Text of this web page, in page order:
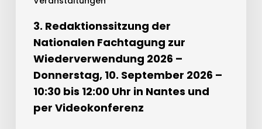
3. Redaktionssitzung der
Nationalen Fachtagung zur
Wiederverwendung 2026 –
Donnerstag, 10. September 2026 –
10:30 bis 12:00 Uhr in Nantes und
per Videokonferenz